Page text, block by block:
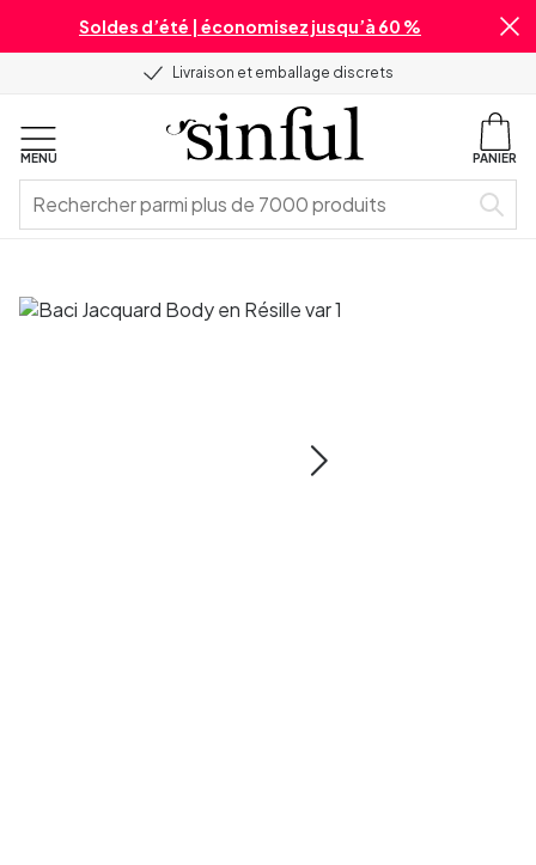
Soldes d’été | économisez jusqu’à 60 %
Livraison et emballage discrets
MENU PANIER